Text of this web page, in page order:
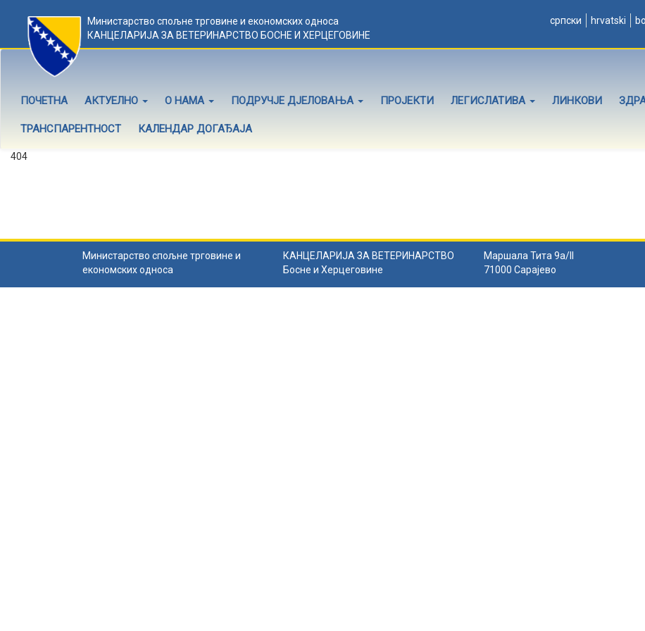
Министарство спољне трговине и економских односа
КАНЦЕЛАРИЈА ЗА ВЕТЕРИНАРСТВО БОСНЕ И ХЕРЦЕГОВИНЕ
српски hrvatski
ПОЧЕТНА АКТУЕЛНО О НАМА ПОДРУЧЈЕ ДЈЕЛОВАЊА ПРОЈЕКТИ ЛЕГИСЛАТИВА ЛИНКОВИ
ТРАНСПАРЕНТНОСТ КАЛЕНДАР ДОГАЂАЈА
404
Министарство спољне трговине и
економских односа
КАНЦЕЛАРИЈА ЗА ВЕТЕРИНАРСТВО
Босне и Херцеговине
Маршала Тита 9а/II
71000 Сарајево